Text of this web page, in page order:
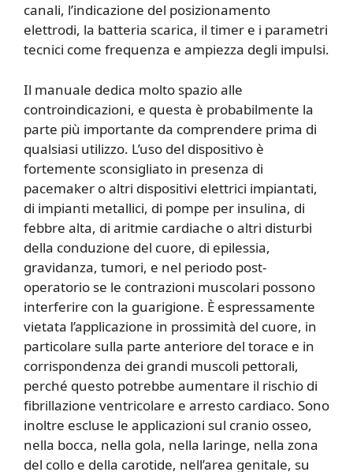
canali, l’indicazione del posizionamento
elettrodi, la batteria scarica, il timer e i parametri
tecnici come frequenza e ampiezza degli impulsi.
Il manuale dedica molto spazio alle
controindicazioni, e questa è probabilmente la
parte più importante da comprendere prima di
qualsiasi utilizzo. L’uso del dispositivo è
fortemente sconsigliato in presenza di
pacemaker o altri dispositivi elettrici impiantati,
di impianti metallici, di pompe per insulina, di
febbre alta, di aritmie cardiache o altri disturbi
della conduzione del cuore, di epilessia,
gravidanza, tumori, e nel periodo post-
operatorio se le contrazioni muscolari possono
interferire con la guarigione. È espressamente
vietata l’applicazione in prossimità del cuore, in
particolare sulla parte anteriore del torace e in
corrispondenza dei grandi muscoli pettorali,
perché questo potrebbe aumentare il rischio di
fibrillazione ventricolare e arresto cardiaco. Sono
inoltre escluse le applicazioni sul cranio osseo,
nella bocca, nella gola, nella laringe, nella zona
del collo e della carotide, nell’area genitale, su